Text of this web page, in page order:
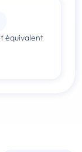
équivalent